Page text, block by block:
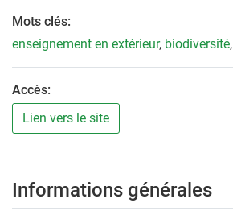
Mots clés:
enseignement en extérieur, biodiversité,
Accès:
Lien vers le site
Informations générales